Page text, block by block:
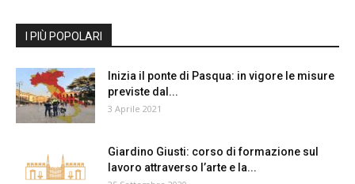
I PIÙ POPOLARI
Inizia il ponte di Pasqua: in vigore le misure
previste dal...
3 Aprile 2021
Giardino Giusti: corso di formazione sul
lavoro attraverso l’arte e la...